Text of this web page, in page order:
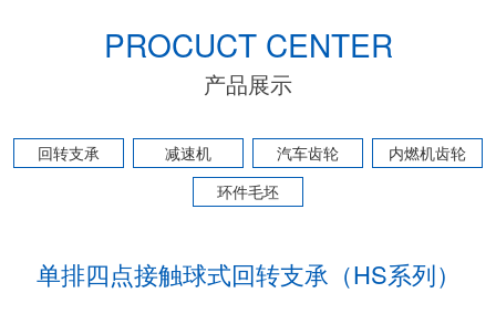
PROCUCT CENTER
产品展示
回转支承 减速机 汽车齿轮
内燃机齿轮
环件毛坯
单排四点接触球式回转支承（HS系列）